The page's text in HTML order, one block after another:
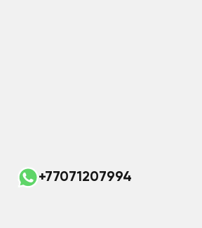
+77071207994